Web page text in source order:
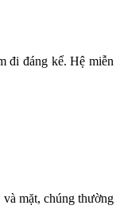
đi đáng kể. Hệ miễn
và mặt, chúng thường